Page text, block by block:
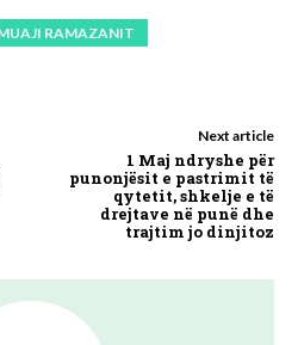
RAMAZANIT
Next article
1 Maj ndryshe për
punonjësit e pastrimit të
qytetit, shkelje e të
drejtave në punë dhe
trajtim jo dinjitoz